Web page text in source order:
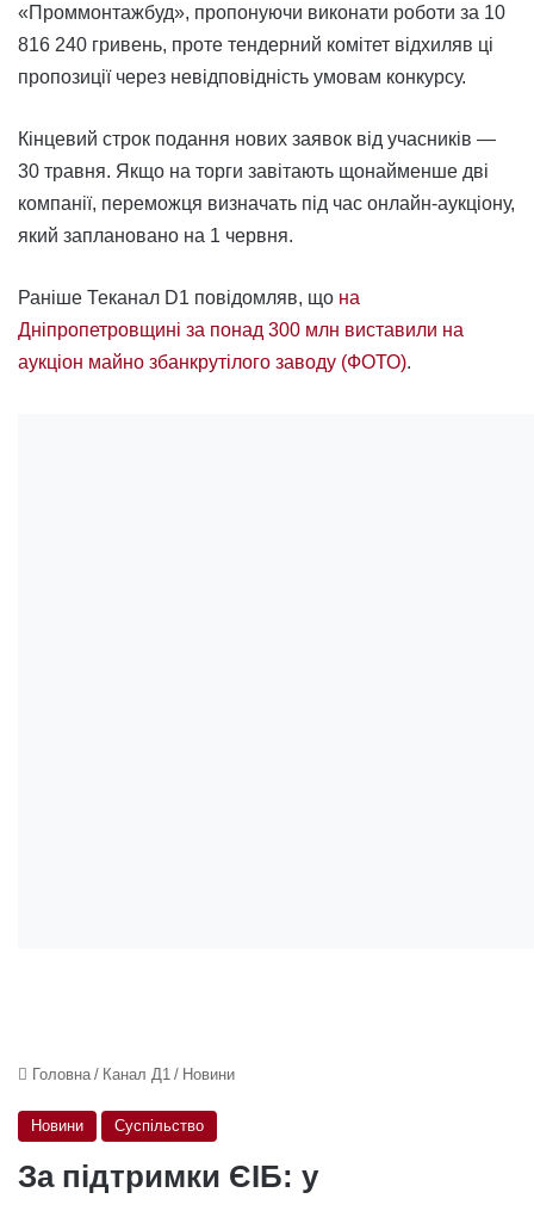
«Проммонтажбуд», пропонуючи виконати роботи за 10
816 240 гривень, проте тендерний комітет відхиляв ці
пропозиції через невідповідність умовам конкурсу.
Кінцевий строк подання нових заявок від учасників —
30 травня. Якщо на торги завітають щонайменше дві
компанії, переможця визначать під час онлайн-аукціону,
який заплановано на 1 червня.
Раніше Теканал D1 повідомляв, що на
Дніпропетровщині за понад 300 млн виставили на
аукціон майно збанкрутілого заводу (ФОТО).